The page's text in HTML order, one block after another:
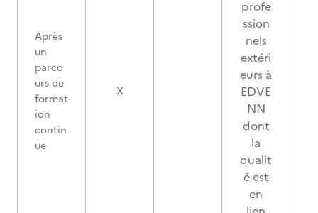
Après
un
parco
urs de
format
ion
contin
ue
X
profe
ssion
nels
extéri
eurs à
EDVE
NN
dont
la
qualit
é est
en